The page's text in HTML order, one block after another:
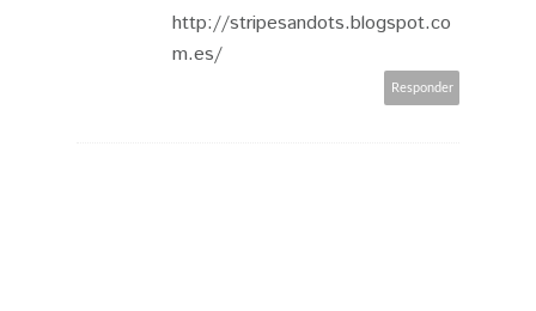
http://stripesandots.blogspot.co
m.es/
Responder